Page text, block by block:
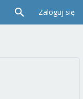
Zaloguj się